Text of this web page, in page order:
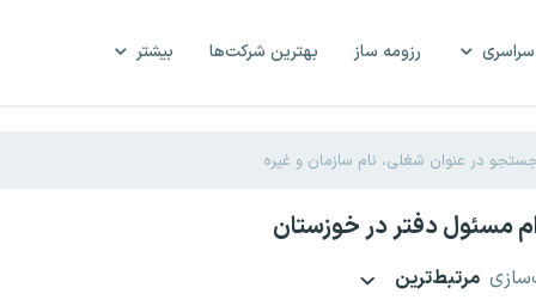
رزومه ساز بهترین شرکت‌ها بیشتر
مسئول دفتر در خوزستان
مرتبط‌ترین